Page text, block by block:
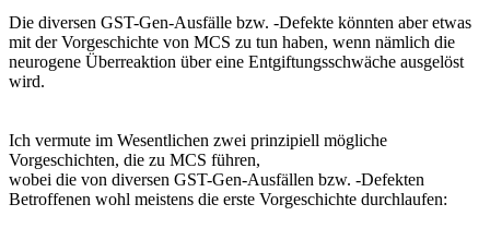
Die diversen GST-Gen-Ausfälle bzw. -Defekte könnten aber etwas
mit der Vorgeschichte von MCS zu tun haben, wenn nämlich die
neurogene Überreaktion über eine Entgiftungsschwäche ausgelöst
wird.
Ich vermute im Wesentlichen zwei prinzipiell mögliche
Vorgeschichten, die zu MCS führen,
wobei die von diversen GST-Gen-Ausfällen bzw. -Defekten
Betroffenen wohl meistens die erste Vorgeschichte durchlaufen: